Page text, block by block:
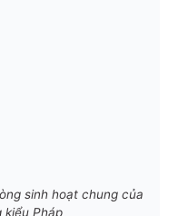
sinh hoạt chung của
Pháp